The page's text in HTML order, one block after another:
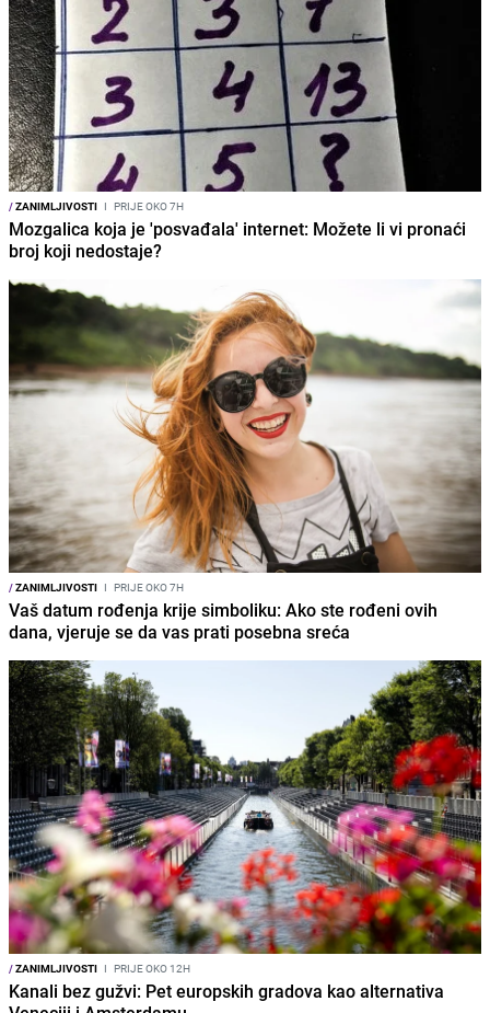
/ZANIMLJIVOSTI I PRIJE OKO 7H
Mozgalica koja je 'posvađala' internet: Možete li vi pronaći
broj koji nedostaje?
/ZANIMLJIVOSTI I PRIJE OKO 7H
Vaš datum rođenja krije simboliku: Ako ste rođeni ovih
dana, vjeruje se da vas prati posebna sreća
/ZANIMLJIVOSTI I PRIJE OKO 12H
Kanali bez gužvi: Pet europskih gradova kao alternativa